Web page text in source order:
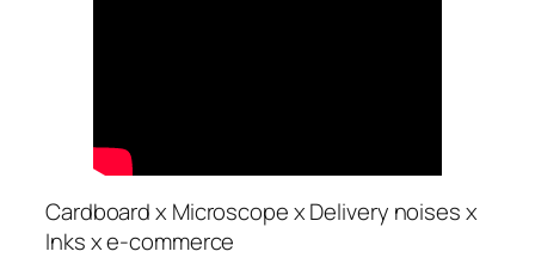
Cardboard x Microscope x Delivery noises x
Inks x e-commerce